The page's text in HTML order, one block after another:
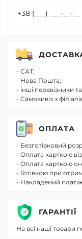
- САТ;
- Нова Пошта;
- інші перевізники
- Самовивіз з
ОПЛАТА
- Безготівковий
- Оплата карткою
- Оплата карткою
- Готівкою при
- Накладений
ГАРАНТІЇ
На всі наші товари